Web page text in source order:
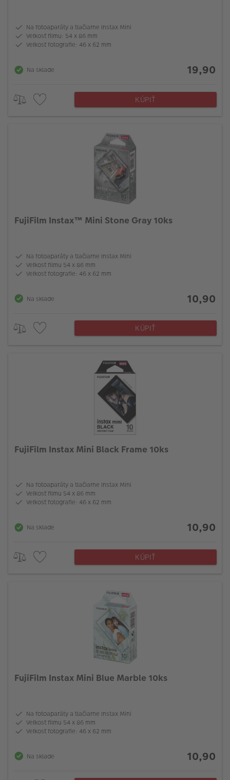
Na fotoaparáty a tlačiarne Instax Mini
Veľkosť filmu: 54 x 86 mm
Veľkosť fotografie: 46 x 62 mm
Na sklade 19,90
KÚPIŤ
FujiFilm Instax™ Mini Stone Gray 10ks
Na fotoaparáty a tlačiarne Instax Mini
Veľkosť filmu 54 x 86 mm
Veľkosť fotografie: 46 x 62 mm
Na sklade 10,90
KÚPIŤ
FujiFilm Instax Mini Black Frame 10ks
Na fotoaparáty a tlačiarne Instax Mini
Veľkosť filmu 54 x 86 mm
Veľkosť fotografie: 46 x 62 mm
Na sklade 10,90
KÚPIŤ
FujiFilm Instax Mini Blue Marble 10ks
Na fotoaparáty a tlačiarne Instax Mini
Veľkosť filmu 54 x 86 mm
Veľkosť fotografie: 46 x 62 mm
Na sklade 10,90